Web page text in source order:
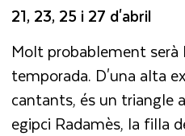
21, 23, 25 i 27 d'abril
Molt probablement serà
temporada. D'una alta
cantants, és un triangle
egipci Radamès, la filla